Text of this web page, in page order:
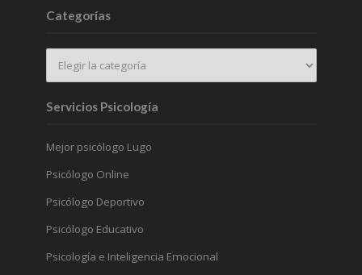
Categorías
Servicios Psicología
Mejor psicólogo Lugo
Psicólogo Online
Psicólogo Deportivo
Psicólogo Educativo
Psicología e Inteligencia Emocional